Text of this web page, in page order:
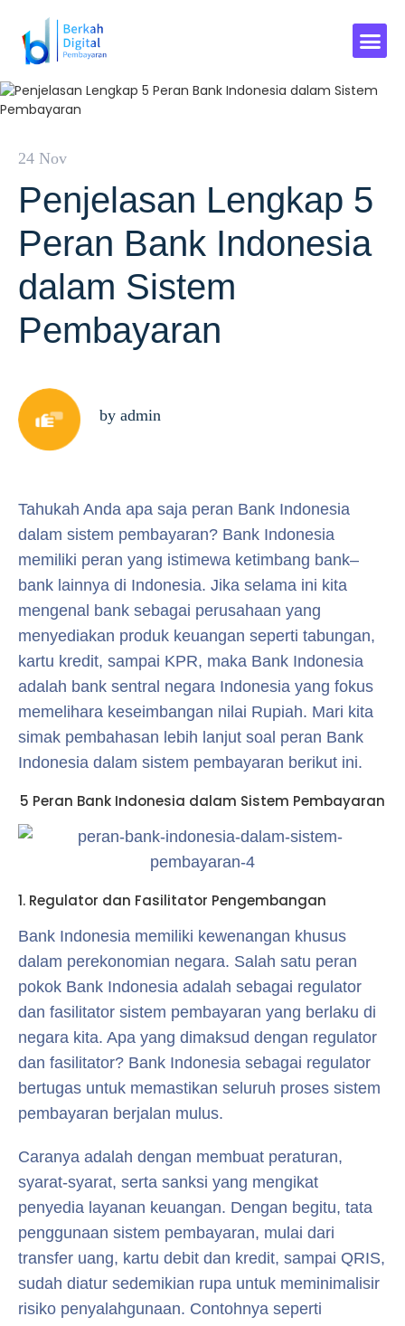
24 Nov
Penjelasan Lengkap 5
Peran Bank Indonesia
dalam Sistem
Pembayaran
by admin
Tahukah Anda apa saja peran Bank Indonesia
dalam sistem pembayaran? Bank Indonesia
memiliki peran yang istimewa ketimbang bank–
bank lainnya di Indonesia. Jika selama ini kita
mengenal bank sebagai perusahaan yang
menyediakan produk keuangan seperti tabungan,
kartu kredit, sampai KPR, maka Bank Indonesia
adalah bank sentral negara Indonesia yang fokus
memelihara keseimbangan nilai Rupiah. Mari kita
simak pembahasan lebih lanjut soal peran Bank
Indonesia dalam sistem pembayaran berikut ini.
5 Peran Bank Indonesia dalam Sistem Pembayaran
1. Regulator dan Fasilitator Pengembangan
Bank Indonesia memiliki kewenangan khusus
dalam perekonomian negara. Salah satu peran
pokok Bank Indonesia adalah sebagai regulator
dan fasilitator sistem pembayaran yang berlaku di
negara kita. Apa yang dimaksud dengan regulator
dan fasilitator? Bank Indonesia sebagai regulator
bertugas untuk memastikan seluruh proses sistem
pembayaran berjalan mulus.
Caranya adalah dengan membuat peraturan,
syarat-syarat, serta sanksi yang mengikat
penyedia layanan keuangan. Dengan begitu, tata
penggunaan sistem pembayaran, mulai dari
transfer uang, kartu debit dan kredit, sampai QRIS,
sudah diatur sedemikian rupa untuk meminimalisir
risiko penyalahgunaan. Contohnya seperti